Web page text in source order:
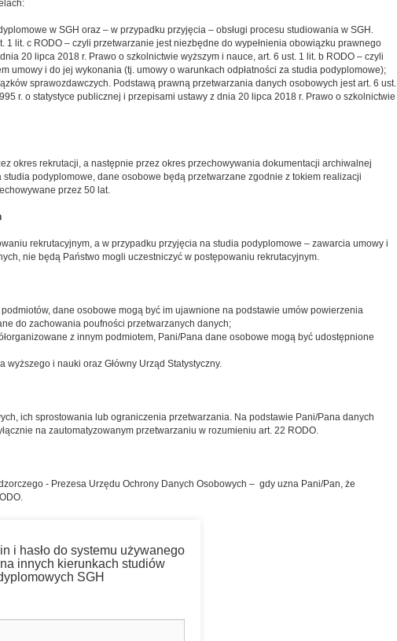
w SGH oraz – w przypadku przyjęcia – obsługi procesu studiowania w SGH.
lit. c RODO – czyli przetwarzanie jest niezbędne do wypełnienia obowiązku prawnego
20 lipca 2018 r. Prawo o szkolnictwie wyższym i nauce, art. 6 ust. 1 lit. b RODO – czyli
umowy i do jej wykonania (tj. umowy o warunkach odpłatności za studia podyplomowe);
sprawozdawczych. Podstawą prawną przetwarzania danych osobowych jest art. 6 ust.
r. o statystyce publicznej i przepisami ustawy z dnia 20 lipca 2018 r. Prawo o szkolnictwie
okres rekrutacji, a następnie przez okres przechowywania dokumentacji archiwalnej
podyplomowe, dane osobowe będą przetwarzane zgodnie z tokiem realizacji
przez 50 lat.
rekrutacyjnym, a w przypadku przyjęcia na studia podyplomowe – zawarcia umowy i
nie będą Państwo mogli uczestniczyć w postępowaniu rekrutacyjnym.
dane osobowe mogą być im ujawnione na podstawie umów powierzenia
do zachowania poufności przetwarzanych danych;
z innym podmiotem, Pani/Pana dane osobowe mogą być udostępnione
i nauki oraz Główny Urząd Statystyczny.
ich sprostowania lub ograniczenia przetwarzania. Na podstawie Pani/Pana danych
na zautomatyzowanym przetwarzaniu w rozumieniu art. 22 RODO.
- Prezesa Urzędu Ochrony Danych Osobowych – gdy uzna Pani/Pan, że
i hasło do systemu używanego
innych kierunkach studiów
SGH